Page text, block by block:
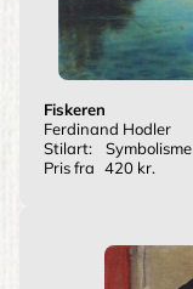
Fiskeren
Ferdinand Hodler
Stilart:
Symbolisme
Pris fra 420 kr.